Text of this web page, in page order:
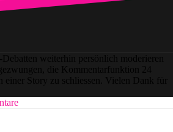
weiterhin persönlich moderieren
die Kommentarfunktion 24
einer Story zu schliessen. Vielen Dank für